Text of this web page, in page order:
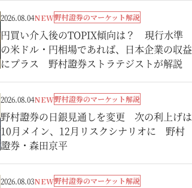
2026.08.04NEW野村證券のマーケット解説
円買い介入後のTOPIX傾向は？ 現行水準
の米ドル・円相場であれば、日本企業の収益
にプラス 野村證券ストラテジストが解説
2026.08.04NEW野村證券のマーケット解説
野村證券の日銀見通しを変更 次の利上げは
10月メイン、12月リスクシナリオに 野村
證券・森田京平
2026.08.03NEW野村證券のマーケット解説